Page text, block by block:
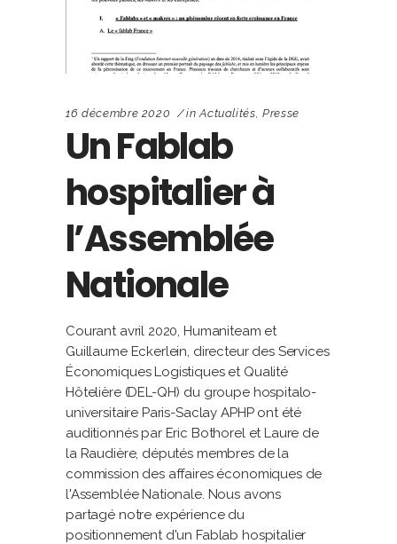
16 décembre 2020 in Actualités ,Presse
Un Fablab
hospitalier à
l’Assemblée
Nationale
Courant avril 2020, Humaniteam et
Guillaume Eckerlein, directeur des Services
Économiques Logistiques et Qualité
Hôtelière (DEL-QH) du groupe hospitalo-
universitaire Paris-Saclay APHP ont été
auditionnés par Eric Bothorel et Laure de
la Raudière, députés membres de la
commission des affaires économiques de
l'Assemblée Nationale. Nous avons
partagé notre expérience du
positionnement d'un Fablab hospitalier